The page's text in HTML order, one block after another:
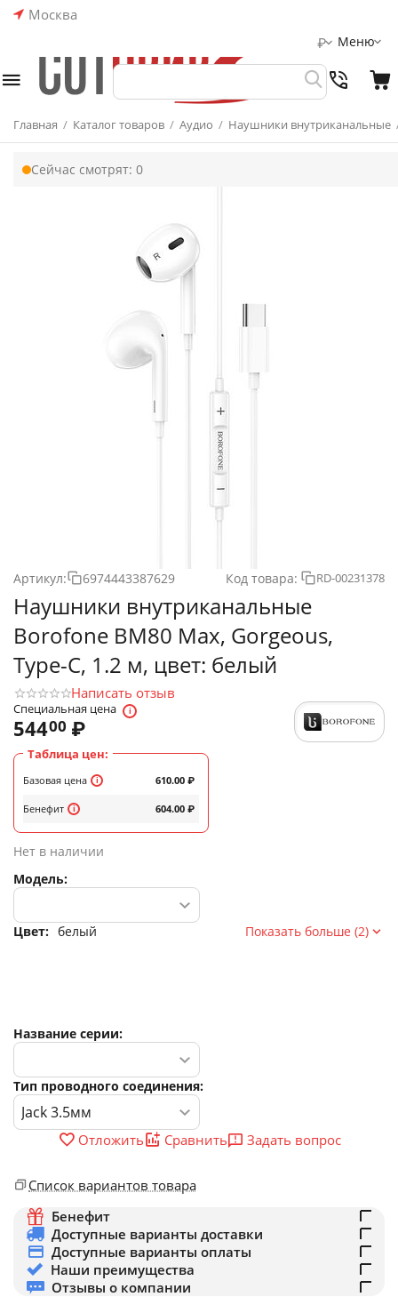
Москва
Меню
₽
Главная / Каталог товаров / Аудио / Наушники внутриканальные
Сейчас смотрят: 0
Артикул: 6974443387629 Код товара: RD-00231378
Наушники внутриканальные
Borofone BM80 Max, Gorgeous,
Type-C, 1.2 м, цвет: белый
Написать отзыв
Специальная цена
54400 ₽
Таблица цен:
Базовая цена
Бенефит
610.00 ₽
604.00 ₽
Нет в наличии
Модель:
Цвет: белый Показать больше (2)
Название серии:
Тип проводного соединения:
Отложить Сравнить Задать вопрос
Список вариантов товара
Бенефит
Доступные варианты доставки
Доступные варианты оплаты
Наши преимущества
Отзывы о компании